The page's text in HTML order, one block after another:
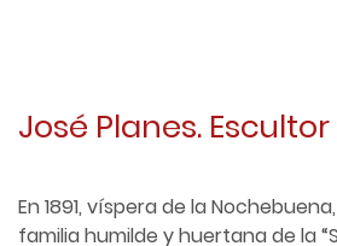
José Planes. Escultor
En 1891, víspera de la
familia humilde y huertana de la